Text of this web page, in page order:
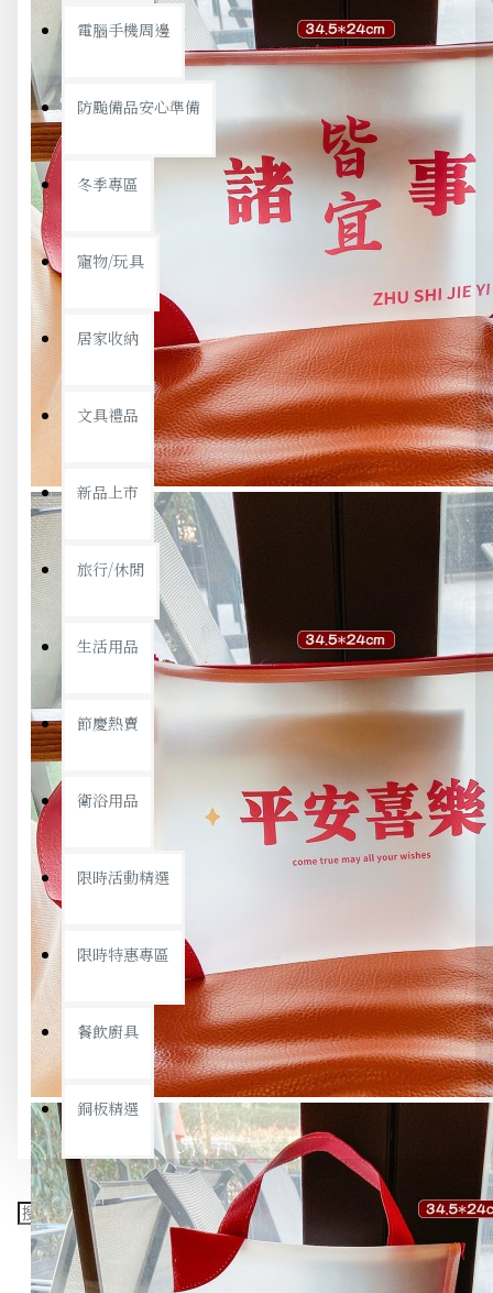
電腦手機周邊
防颱備品安心準備
冬季專區
寵物/玩具
居家收納
文具禮品
新品上市
旅行/休閒
生活用品
節慶熱賣
衛浴用品
限時活動精選
限時特惠專區
餐飲廚具
銅板精選